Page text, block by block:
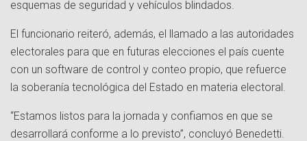
esquemas de seguridad y vehículos blindados.
El funcionario reiteró, además, el llamado a las autoridades
electorales para que en futuras elecciones el país cuente
con un software de control y conteo propio, que refuerce
la soberanía tecnológica del Estado en materia electoral.
“Estamos listos para la jornada y confiamos en que se
desarrollará conforme a lo previsto”, concluyó Benedetti.